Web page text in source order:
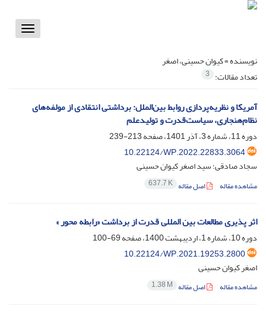
Toggle
نویسنده =کیوان حسینی، اصغر
تعداد مقالات: 3
آمریکا و نظریه‌پردازی روابط بین‌الملل: برداشتی انتقادی از مولفه‌های
نظام‌هنجاری، سیاست‌قدرت و تولید‌علم
دوره 11، شماره 3، آذر 1401، صفحه
213-239
10.22124/WP.2022.22833.3064
سجاد صادقی؛ سید اصغر کیوان حسینی
مشاهده مقاله اصل مقاله 637.7 K
اثر پذیری مطالعات بین المللی قدرت از برداشت «رابطه محور »
دوره 10، شماره 1، اردیبهشت 1400، صفحه
69-100
10.22124/WP.2021.19253.2800
اصغر کیوان حسینی
مشاهده مقاله اصل مقاله 1.38 M